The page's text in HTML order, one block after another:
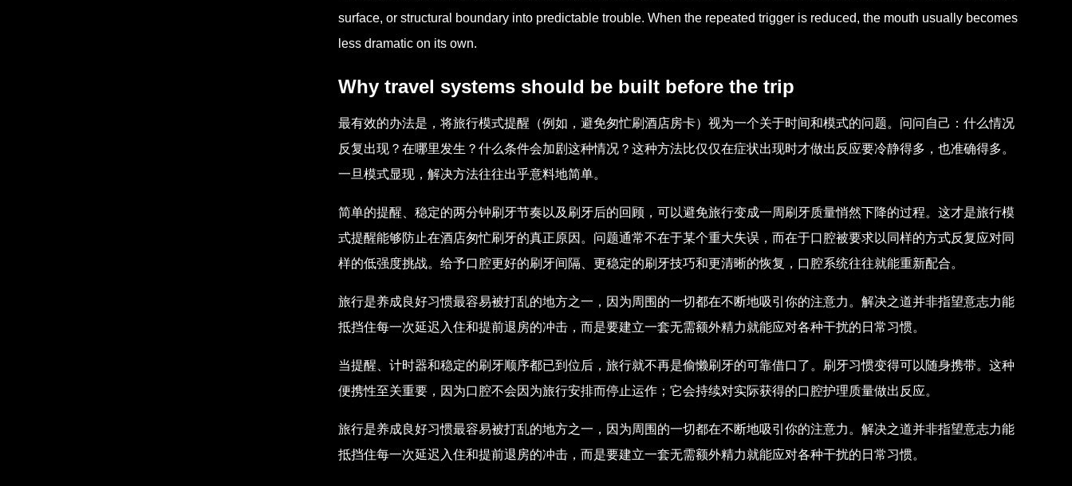
surface, or structural boundary into predictable trouble. When the repeated trigger is reduced, the mouth usually becomes
less dramatic on its own.
Why travel systems should be built before the trip
最有效的办法是，将旅行模式提醒（例如，避免匆忙刷酒店房卡）视为一个关于时间和模式的问题。问问自己：什么情况
反复出现？在哪里发生？什么条件会加剧这种情况？这种方法比仅仅在症状出现时才做出反应要冷静得多，也准确得多。
一旦模式显现，解决方法往往出乎意料地简单。
简单的提醒、稳定的两分钟刷牙节奏以及刷牙后的回顾，可以避免旅行变成一周刷牙质量悄然下降的过程。这才是旅行模
式提醒能够防止在酒店匆忙刷牙的真正原因。问题通常不在于某个重大失误，而在于口腔被要求以同样的方式反复应对同
样的低强度挑战。给予口腔更好的刷牙间隔、更稳定的刷牙技巧和更清晰的恢复，口腔系统往往就能重新配合。
旅行是养成良好习惯最容易被打乱的地方之一，因为周围的一切都在不断地吸引你的注意力。解决之道并非指望意志力能
抵挡住每一次延迟入住和提前退房的冲击，而是要建立一套无需额外精力就能应对各种干扰的日常习惯。
当提醒、计时器和稳定的刷牙顺序都已到位后，旅行就不再是偷懒刷牙的可靠借口了。刷牙习惯变得可以随身携带。这种
便携性至关重要，因为口腔不会因为旅行安排而停止运作；它会持续对实际获得的口腔护理质量做出反应。
旅行是养成良好习惯最容易被打乱的地方之一，因为周围的一切都在不断地吸引你的注意力。解决之道并非指望意志力能
抵挡住每一次延迟入住和提前退房的冲击，而是要建立一套无需额外精力就能应对各种干扰的日常习惯。